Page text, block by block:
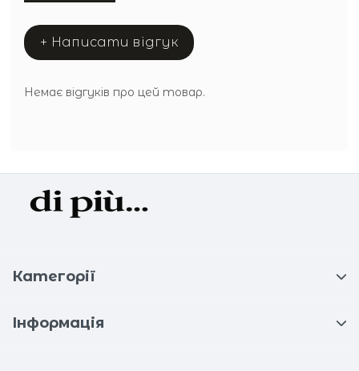
+ Написати відгук
Немає відгуків про цей товар.
Категорії
Інформація